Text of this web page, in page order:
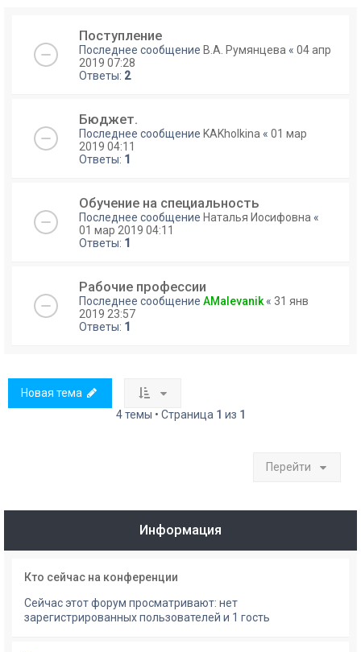
Поступление
Последнее сообщение В.А. Румянцева « 04 апр
2019 07:28
Ответы: 2
Бюджет.
Последнее сообщение KAKholkina « 01 мар
2019 04:11
Ответы: 1
Обучение на специальность
Последнее сообщение Наталья Иосифовна «
01 мар 2019 04:11
Ответы: 1
Рабочие профессии
Последнее сообщение AMalevanik « 31 янв
2019 23:57
Ответы: 1
Новая тема
4 темы • Страница 1 из 1
Перейти
Информация
Кто сейчас на конференции
Сейчас этот форум просматривают: нет
зарегистрированных пользователей и 1 гость